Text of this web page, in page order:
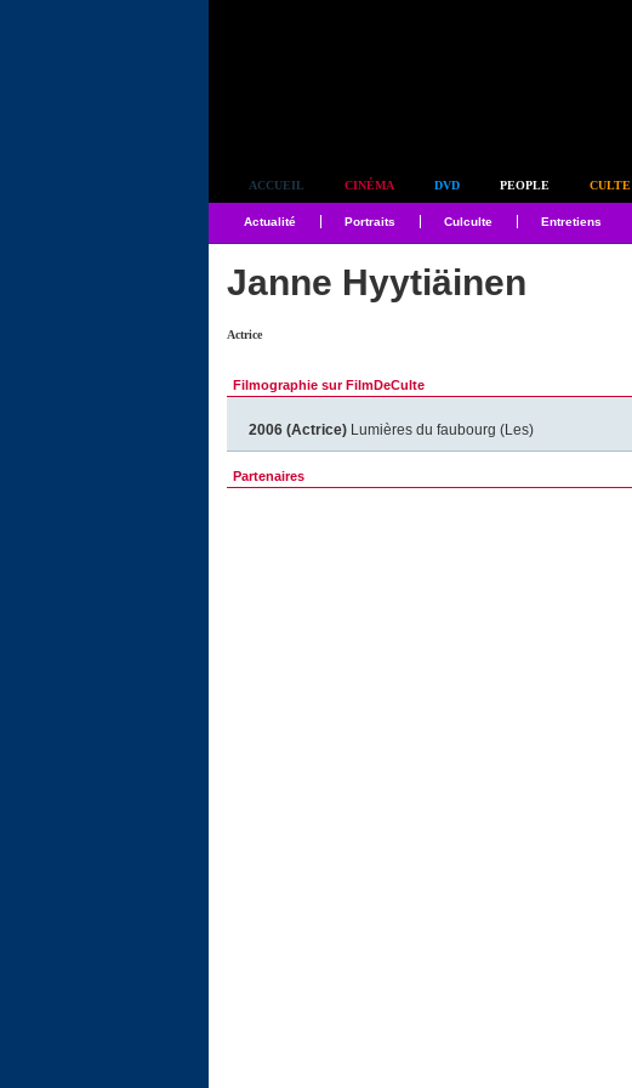
ACCUEIL CINÉMA DVD PEOPLE CULTE
Actualité Portraits Culculte Entretiens
Janne Hyytiäinen
Actrice
Filmographie sur FilmDeCulte
2006 (Actrice) Lumières du faubourg (Les)
Partenaires